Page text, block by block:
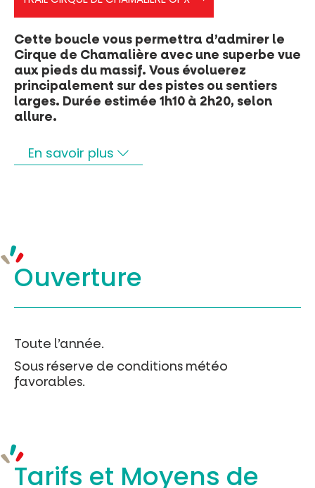
Cette boucle vous permettra d’admirer le
Cirque de Chamalière avec une superbe vue
aux pieds du massif. Vous évoluerez
principalement sur des pistes ou sentiers
larges. Durée estimée 1h10 à 2h20, selon
allure.
En savoir plus
Ouverture
Toute l’année.
Sous réserve de conditions météo
favorables.
Tarifs et Moyens de
de
chamalieres